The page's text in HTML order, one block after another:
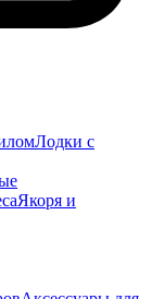
Лодки с
Якоря и